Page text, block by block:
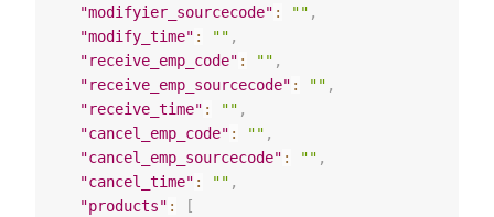
"modifyier_sourcecode" : "" ,
"modify_time" : "" ,
"receive_emp_code" : "" ,
"receive_emp_sourcecode" : "" ,
"receive_time" : "" ,
"cancel_emp_code" : "" ,
"cancel_emp_sourcecode" : "" ,
"cancel_time" : "" ,
"products" :
[